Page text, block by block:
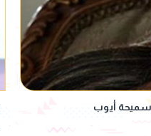
سميحة أيوب